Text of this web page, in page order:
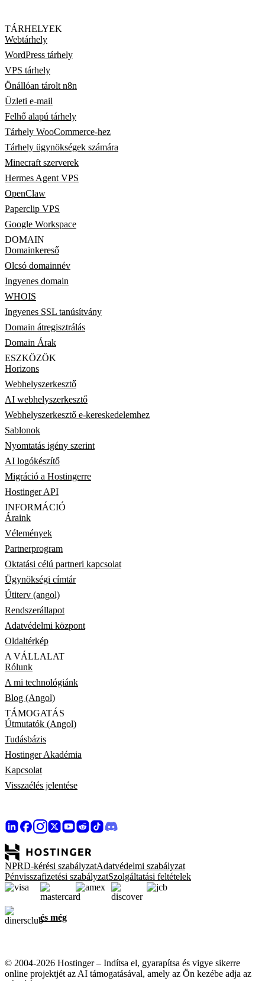
TÁRHELYEK
Webtárhely
WordPress tárhely
VPS tárhely
Önállóan tárolt n8n
Üzleti e-mail
Felhő alapú tárhely
Tárhely WooCommerce-hez
Tárhely ügynökségek számára
Minecraft szerverek
Hermes Agent VPS
OpenClaw
Paperclip VPS
Google Workspace
DOMAIN
Domainkereső
Olcsó domainnév
Ingyenes domain
WHOIS
Ingyenes SSL tanúsítvány
Domain átregisztrálás
Domain Árak
ESZKÖZÖK
Horizons
Webhelyszerkesztő
AI webhelyszerkesztő
Webhelyszerkesztő e-kereskedelemhez
Sablonok
Nyomtatás igény szerint
AI logókészítő
Migráció a Hostingerre
Hostinger API
INFORMÁCIÓ
Áraink
Vélemények
Partnerprogram
Oktatási célú partneri kapcsolat
Ügynökségi címtár
Útiterv (angol)
Rendszerállapot
Adatvédelmi központ
Oldaltérkép
A VÁLLALAT
Rólunk
A mi technológiánk
Blog (Angol)
TÁMOGATÁS
Útmutatók (Angol)
Tudásbázis
Hostinger Akadémia
Kapcsolat
Visszaélés jelentése
NPRD-kérési szabályzatAdatvédelmi szabályzat
Pénvisszafizetési szabályzatSzolgáltatási feltételek
és még
© 2004-2026 Hostinger – Indítsa el, gyarapítsa és vigye sikerre
online projektjét az AI támogatásával, amely az Ön kezébe adja az